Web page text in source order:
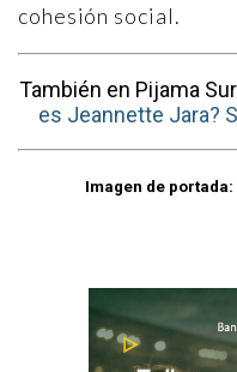
cohesión social.
También en Pijama
es Jeannette Jara?
Imagen de